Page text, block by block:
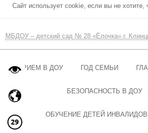
Сайт использует cookie, если вы не
МБДОУ – детский сад № 28 «Ёлочка» г.
ПРИЕМ В ДОУ ГОД СЕМЬИ
БЕЗОПАСНОСТЬ В ДОУ
ОБУЧЕНИЕ ДЕТЕЙ